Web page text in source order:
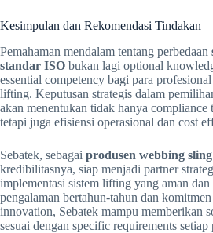
Kesimpulan dan Rekomendasi Tindakan
Pemahaman mendalam tentang perbedaan
standar ISO bukan lagi optional
essential competency bagi para
lifting. Keputusan strategis dalam
akan menentukan tidak hanya compliance
tetapi juga efisiensi operasional dan cost
Sebatek, sebagai produsen webbing sling
kredibilitasnya, siap menjadi partner
implementasi sistem lifting yang aman
pengalaman bertahun-tahun dan
innovation, Sebatek mampu memberikan
sesuai dengan specific requirements setiap